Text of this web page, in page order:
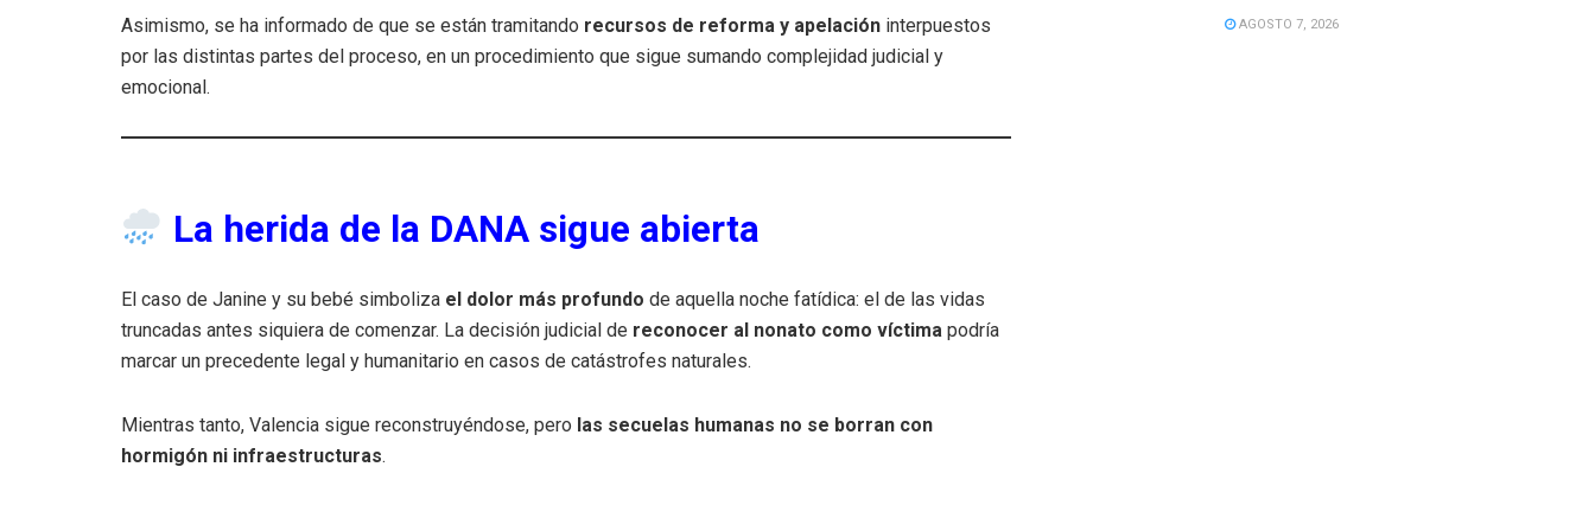
Asimismo, se ha informado de que se están tramitando recursos de reforma y apelación interpuestos
por las distintas partes del proceso, en un procedimiento que sigue sumando complejidad judicial y
emocional.
La herida de la DANA sigue abierta
El caso de Janine y su bebé simboliza el dolor más profundo de aquella noche fatídica: el de las vidas
truncadas antes siquiera de comenzar. La decisión judicial de reconocer al nonato como víctima podría
marcar un precedente legal y humanitario en casos de catástrofes naturales.
Mientras tanto, Valencia sigue reconstruyéndose, pero las secuelas humanas no se borran con
hormigón ni infraestructuras.
AGOSTO 7, 2026